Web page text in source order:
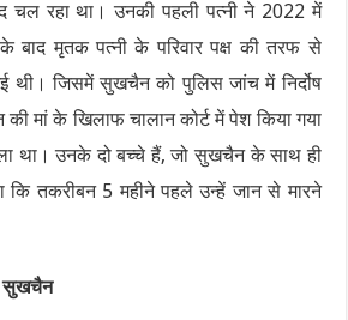
चल रहा था। उनकी पहली पत्नी ने 2022 में
बाद मृतक पत्नी के परिवार पक्ष की तरफ से
थी। जिसमें सुखचैन को पुलिस जांच में निर्दोष
मां के खिलाफ चालान कोर्ट में पेश किया गया
था। उनके दो बच्चे हैं, जो सुखचैन के साथ ही
कि तकरीबन 5 महीने पहले उन्हें जान से मारने
सुखचैन